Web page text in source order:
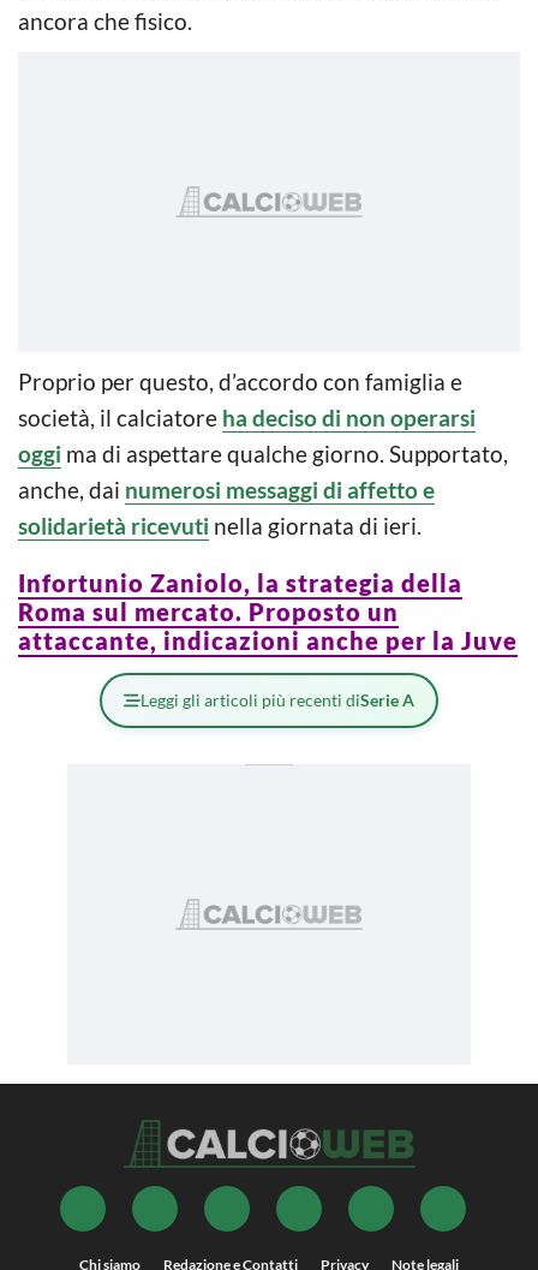
ancora che fisico.
Proprio per questo, d’accordo con famiglia e
società, il calciatore ha deciso di non operarsi
oggi ma di aspettare qualche giorno. Supportato,
anche, dai numerosi messaggi di affetto e
solidarietà ricevuti nella giornata di ieri.
Infortunio Zaniolo, la strategia della
Roma sul mercato. Proposto un
attaccante, indicazioni anche per la Juve
Leggi gli articoli più recenti diSerie A
Chi siamo Redazione e Contatti Privacy Note legali